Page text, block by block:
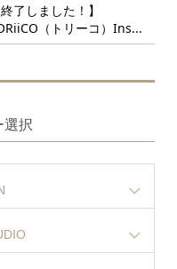
終了しました！】
（トリーコ）Ins...
選択